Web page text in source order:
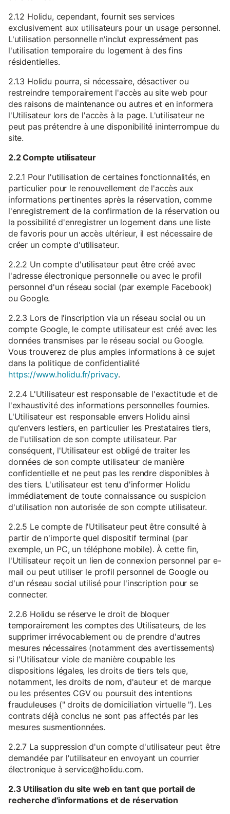
2.1.2 Holidu, cependant, fournit ses services
exclusivement aux utilisateurs pour un usage personnel.
L'utilisation personnelle n'inclut expressément pas
l'utilisation temporaire du logement à des fins
résidentielles.
2.1.3 Holidu pourra, si nécessaire, désactiver ou
restreindre temporairement l'accès au site web pour
des raisons de maintenance ou autres et en informera
l'Utilisateur lors de l'accès à la page. L'utilisateur ne
peut pas prétendre à une disponibilité ininterrompue du
site.
2.2 Compte utilisateur
2.2.1 Pour l'utilisation de certaines fonctionnalités, en
particulier pour le renouvellement de l'accès aux
informations pertinentes après la réservation, comme
l'enregistrement de la confirmation de la réservation ou
la possibilité d'enregistrer un logement dans une liste
de favoris pour un accès ultérieur, il est nécessaire de
créer un compte d'utilisateur.
2.2.2 Un compte d'utilisateur peut être créé avec
l'adresse électronique personnelle ou avec le profil
personnel d'un réseau social (par exemple Facebook)
ou Google.
2.2.3 Lors de l'inscription via un réseau social ou un
compte Google, le compte utilisateur est créé avec les
données transmises par le réseau social ou Google.
Vous trouverez de plus amples informations à ce sujet
dans la politique de confidentialité
https://www.holidu.fr/privacy.
2.2.4 L'Utilisateur est responsable de l'exactitude et de
l'exhaustivité des informations personnelles fournies.
L'Utilisateur est responsable envers Holidu ainsi
qu'envers lestiers, en particulier les Prestataires tiers,
de l'utilisation de son compte utilisateur. Par
conséquent, l'Utilisateur est obligé de traiter les
données de son compte utilisateur de manière
confidentielle et ne peut pas les rendre disponibles à
des tiers. L'utilisateur est tenu d'informer Holidu
immédiatement de toute connaissance ou suspicion
d'utilisation non autorisée de son compte utilisateur.
2.2.5 Le compte de l'Utilisateur peut être consulté à
partir de n'importe quel dispositif terminal (par
exemple, un PC, un téléphone mobile). À cette fin,
l'Utilisateur reçoit un lien de connexion personnel par e-
mail ou peut utiliser le profil personnel de Google ou
d'un réseau social utilisé pour l'inscription pour se
connecter.
2.2.6 Holidu se réserve le droit de bloquer
temporairement les comptes des Utilisateurs, de les
supprimer irrévocablement ou de prendre d'autres
mesures nécessaires (notamment des avertissements)
si l'Utilisateur viole de manière coupable les
dispositions légales, les droits de tiers tels que,
notamment, les droits de nom, d'auteur et de marque
ou les présentes CGV ou poursuit des intentions
frauduleuses (" droits de domiciliation virtuelle "). Les
contrats déjà conclus ne sont pas affectés par les
mesures susmentionnées.
2.2.7 La suppression d'un compte d'utilisateur peut être
demandée par l'utilisateur en envoyant un courrier
électronique à service@holidu.com.
2.3 Utilisation du site web en tant que portail de
recherche d'informations et de réservation